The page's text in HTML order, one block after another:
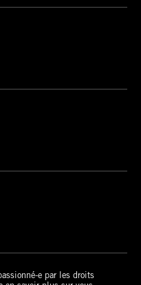
e par les droits